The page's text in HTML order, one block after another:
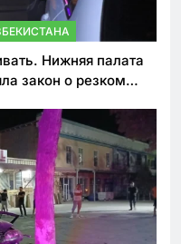
Нижняя палата
закон о резком